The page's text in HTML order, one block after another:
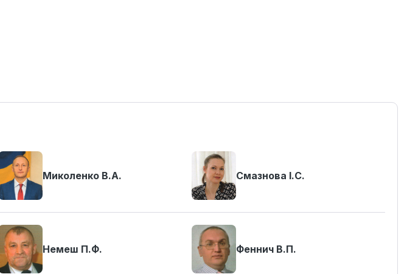
Миколенко В.А. Смазнова І.С.
Немеш П.Ф. Феннич В.П.